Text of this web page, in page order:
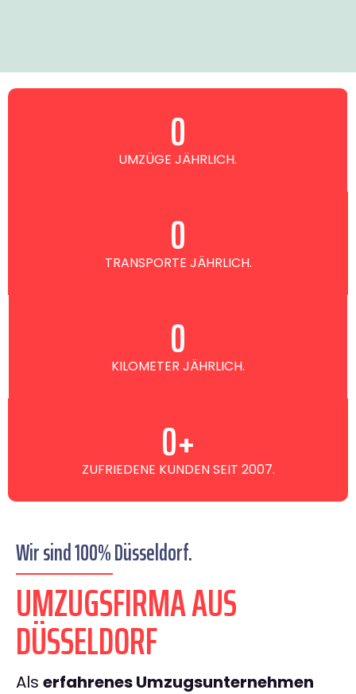
UMZÜGE JÄHRLICH.
0
TRANSPORTE JÄHRLICH.
0
KILOMETER JÄHRLICH.
0
ZUFRIEDENE KUNDEN SEIT 2007.
0+
Wir sind 100% Düsseldorf.
UMZUGSFIRMA AUS
DÜSSELDORF
Als erfahrenes Umzugsunternehmen